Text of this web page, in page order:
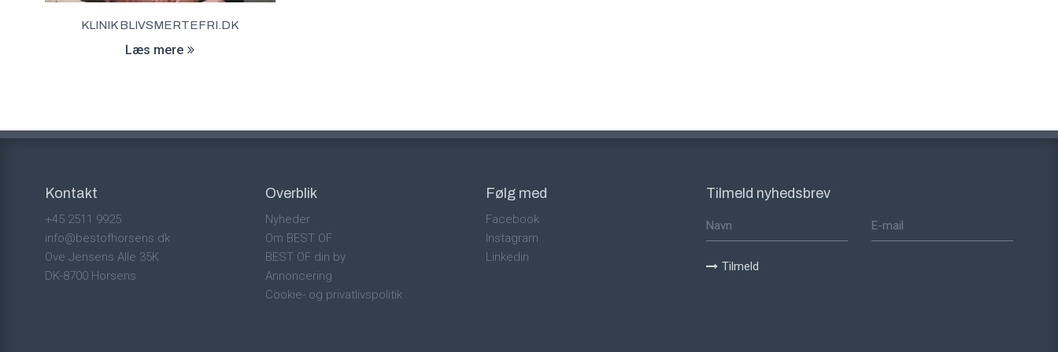
KLINIK BLIVSMERTEFRI.DK
Læs mere
Kontakt
+45 2511 9925
info@bestofhorsens.dk
Ove Jensens Alle 35K
DK-8700 Horsens
Overblik
Nyheder
Om BEST OF
BEST OF din by
Annoncering
Cookie- og privatlivspolitik
Følg med
Facebook
Instagram
Linkedin
Tilmeld nyhedsbrev
Tilmeld